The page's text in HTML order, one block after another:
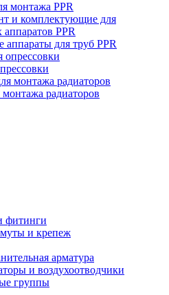
монтажа PPR
и комплектующие для
PPR
аппараты для труб PPR
радиаторов
фитинги
и крепеж
арматура
и воздухоотводчики
группы